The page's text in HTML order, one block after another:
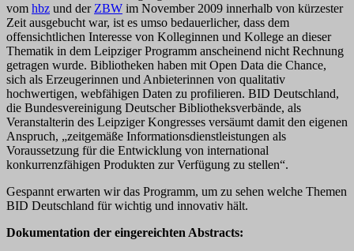
vom hbz und der ZBW im November 2009 innerhalb von kürzester
Zeit ausgebucht war, ist es umso bedauerlicher, dass dem
offensichtlichen Interesse von Kolleginnen und Kollege an dieser
Thematik in dem Leipziger Programm anscheinend nicht Rechnung
getragen wurde. Bibliotheken haben mit Open Data die Chance,
sich als Erzeugerinnen und Anbieterinnen von qualitativ
hochwertigen, webfähigen Daten zu profilieren. BID Deutschland,
die Bundesvereinigung Deutscher Bibliotheksverbände, als
Veranstalterin des Leipziger Kongresses versäumt damit den eigenen
Anspruch, „zeitgemäße Informationsdienstleistungen als
Voraussetzung für die Entwicklung von international
konkurrenzfähigen Produkten zur Verfügung zu stellen“.
Gespannt erwarten wir das Programm, um zu sehen welche Themen
BID Deutschland für wichtig und innovativ hält.
Dokumentation der eingereichten Abstracts: